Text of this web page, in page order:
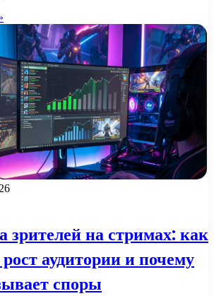
зрителей на стримах: как
рост аудитории и почему
споры